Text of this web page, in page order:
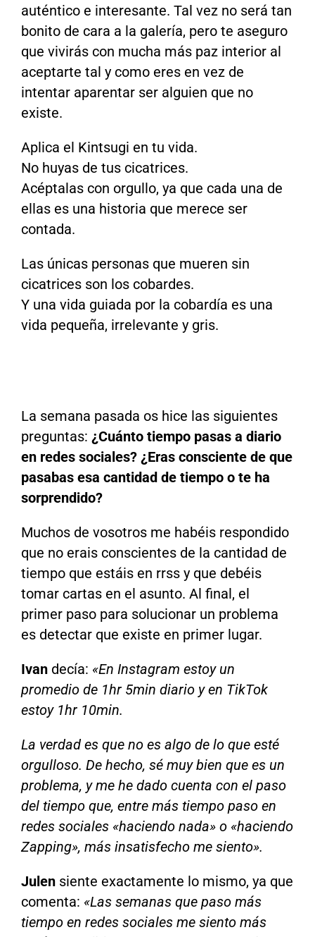
auténtico e interesante. Tal vez no será tan
bonito de cara a la galería, pero te aseguro
que vivirás con mucha más paz interior al
aceptarte tal y como eres en vez de
intentar aparentar ser alguien que no
existe.
Aplica el Kintsugi en tu vida.
No huyas de tus cicatrices.
Acéptalas con orgullo, ya que cada una de
ellas es una historia que merece ser
contada.
Las únicas personas que mueren sin
cicatrices son los cobardes.
Y una vida guiada por la cobardía es una
vida pequeña, irrelevante y gris.
La semana pasada os hice las siguientes
preguntas: ¿Cuánto tiempo pasas a diario
en redes sociales? ¿Eras consciente de que
pasabas esa cantidad de tiempo o te ha
sorprendido?
Muchos de vosotros me habéis respondido
que no erais conscientes de la cantidad de
tiempo que estáis en rrss y que debéis
tomar cartas en el asunto. Al final, el
primer paso para solucionar un problema
es detectar que existe en primer lugar.
Ivandecía: «En Instagram estoy un
promedio de 1hr 5min diario y en TikTok
estoy 1hr 10min.
La verdad es que no es algo de lo que esté
orgulloso. De hecho, sé muy bien que es un
problema, y me he dado cuenta con el paso
del tiempo que, entre más tiempo paso en
redes sociales «haciendo nada» o «haciendo
Zapping», más insatisfecho me siento».
Julensiente exactamente lo mismo, ya que
comenta: «Las semanas que paso más
tiempo en redes sociales me siento más